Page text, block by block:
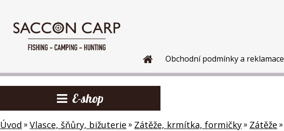
Obchodní podmínky a reklamace
E-shop
Úvod » Vlasce, šňůry, bižuterie » Zátěže, krmítka, formičky» Zátěže »